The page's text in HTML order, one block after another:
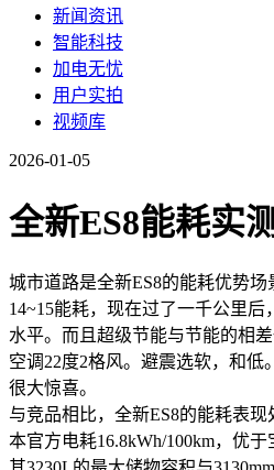
新闻资讯
智能科技
加电无忧
用户实拍
视频库
2026-01-05
全新ES8能耗实测
城市道路是全新ES8的能耗优势
14~15能耗，现在过了一千公里后
水平。而且超级节能与节能的相
空调22度2格风。避震选软，和低
很大惊喜。
与竞品相比，全新ES8的能耗表
本官方电耗16.8kWh/100km，优于